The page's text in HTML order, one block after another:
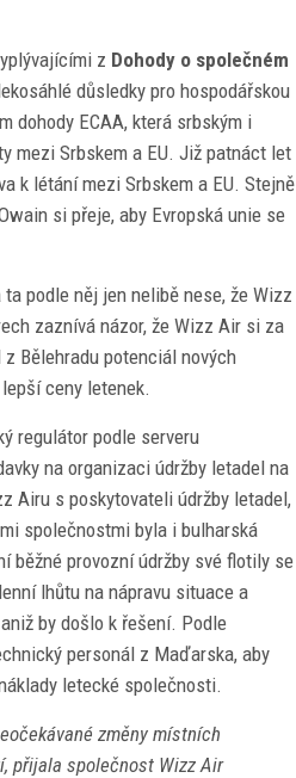
z Dohody o společném
důsledky pro hospodářskou
dohody ECAA, která srbským i
mezi Srbskem a EU. Již patnáct let
k létání mezi Srbskem a EU. Stejně
si přeje, aby Evropská unie se
ta podle něj jen nelibě nese, že Wizz
zaznívá názor, že Wizz Air si za
Bělehradu potenciál nových
ceny letenek.
regulátor podle serveru
na organizaci údržby letadel na
Airu s poskytovateli údržby letadel,
společnostmi byla i bulharská
běžné provozní údržby své flotily se
lhůtu na nápravu situace a
by došlo k řešení. Podle
personál z Maďarska, aby
letecké společnosti.
změny místních
přijala společnost Wizz Air